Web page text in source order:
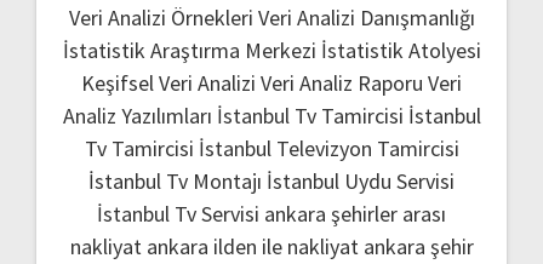
Veri Analizi Örnekleri Veri Analizi Danışmanlığı
İstatistik Araştırma Merkezi İstatistik Atolyesi
Keşifsel Veri Analizi Veri Analiz Raporu Veri
Analiz Yazılımları İstanbul Tv Tamircisi İstanbul
Tv Tamircisi İstanbul Televizyon Tamircisi
İstanbul Tv Montajı İstanbul Uydu Servisi
İstanbul Tv Servisi ankara şehirler arası
nakliyat ankara ilden ile nakliyat ankara şehir